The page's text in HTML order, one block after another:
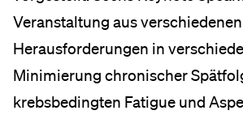
Veranstaltung aus
Herausforderungen in
Minimierung chronischer
krebsbedingten Fatigue und